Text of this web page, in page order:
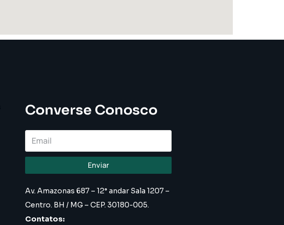
Converse Conosco
Enviar
Av. Amazonas 687 – 12° andar Sala 1207 –
Centro. BH / MG – CEP. 30180-005.
Contatos: